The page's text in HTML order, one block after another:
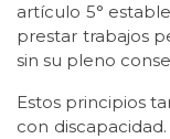
artículo 5°
prestar trabajos
sin su pleno
Estos principios
con